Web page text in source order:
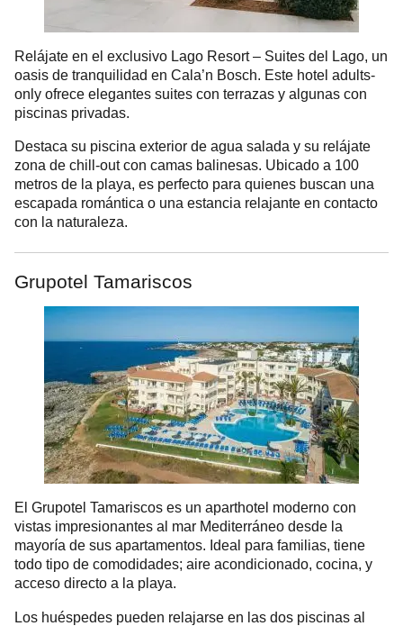
Relájate en el exclusivo Lago Resort – Suites del Lago, un
oasis de tranquilidad en Cala’n Bosch. Este hotel adults-
only ofrece elegantes suites con terrazas y algunas con
piscinas privadas.
Destaca su piscina exterior de agua salada y su relájate
zona de chill-out con camas balinesas. Ubicado a 100
metros de la playa, es perfecto para quienes buscan una
escapada romántica o una estancia relajante en contacto
con la naturaleza.
Grupotel Tamariscos
El Grupotel Tamariscos es un aparthotel moderno con
vistas impresionantes al mar Mediterráneo desde la
mayoría de sus apartamentos. Ideal para familias, tiene
todo tipo de comodidades; aire acondicionado, cocina, y
acceso directo a la playa.
Los huéspedes pueden relajarse en las dos piscinas al